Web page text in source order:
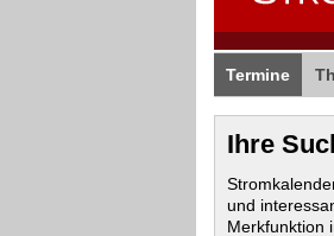
Termine
Ihre
und
Merkfunktion